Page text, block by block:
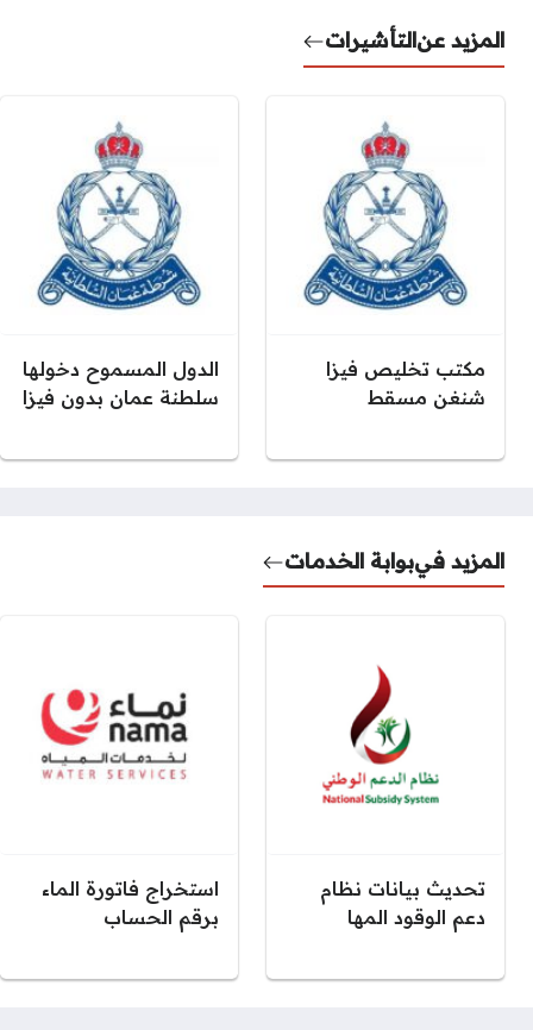
المزيد عنالتأشيرات
مكتب تخليص فيزا
شنغن مسقط
الدول المسموح دخولها
سلطنة عمان بدون فيزا
المزيد فيبوابة الخدمات
تحديث بيانات نظام
دعم الوقود المها
استخراج فاتورة الماء
برقم الحساب